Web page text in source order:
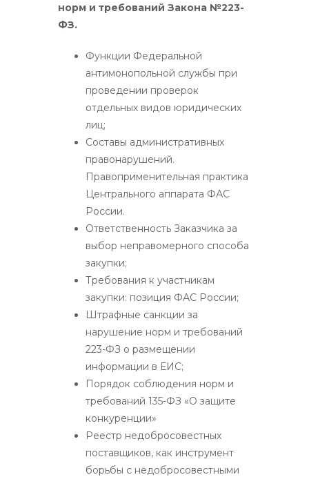
норм и требований Закона №223-
ФЗ.
Функции Федеральной
антимонопольной службы при
проведении проверок
отдельных видов юридических
лиц;
Составы административных
правонарушений.
Правоприменительная практика
Центрального аппарата ФАС
России.
Ответственность Заказчика за
выбор неправомерного способа
закупки;
Требования к участникам
закупки: позиция ФАС России;
Штрафные санкции за
нарушение норм и требований
223-ФЗ о размещении
информации в ЕИС;
Порядок соблюдения норм и
требований 135-ФЗ «О защите
конкуренции»
Реестр недобросовестных
поставщиков, как инструмент
борьбы с недобросовестными